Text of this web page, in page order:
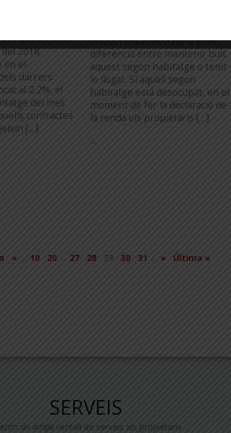
que l’IPC ha
del 2018
en el
darrers
al 2,2%, el
del mes
contractes
[…]
un cost fiscal. Hi ha una gran
diferència entre mantenir buit
aquest segon habitatge o tenir-
lo llogat. Si aquell segon
habitatge està desocupat, en el
moment de fer la declaració de
la renda els propietaris […]
...
« ... 10 20 ... 27 28 29 30 31 ... » Última »
SERVEIS
un ampli ventall de serveis als propietaris